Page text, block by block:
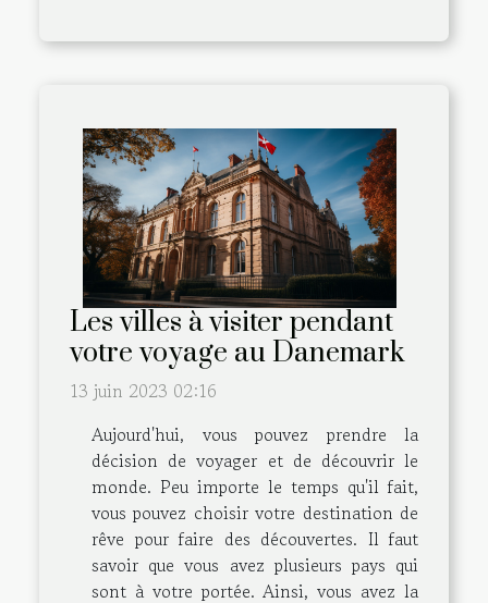
Les villes à visiter pendant
votre voyage au Danemark
13 juin 2023 02:16
Aujourd'hui, vous pouvez prendre la
décision de voyager et de découvrir le
monde. Peu importe le temps qu'il fait,
vous pouvez choisir votre destination de
rêve pour faire des découvertes. Il faut
savoir que vous avez plusieurs pays qui
sont à votre portée. Ainsi, vous avez la